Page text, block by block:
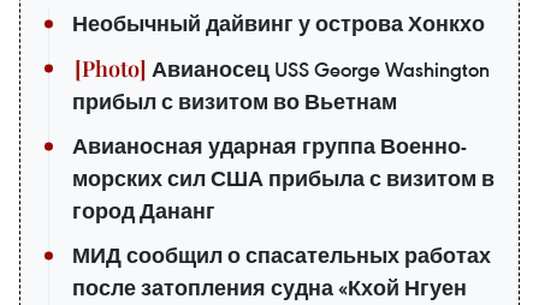
Необычный дайвинг у острова Хонкхо
Авианосец USS George Washington
прибыл с визитом во Вьетнам
Авианосная ударная группа Военно-
морских сил США прибыла с визитом в
город Дананг
МИД сообщил о спасательных работах
после затопления судна «Кхой Нгуен